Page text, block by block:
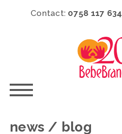
Contact: 0758 117 634
news / blog